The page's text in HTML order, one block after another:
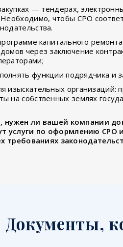
— тендерах,
чтобы СРО
капитального ремонта
через заключение
функции подрядчика и
изыскательных организаций:
на собственных землях
нужен ли вашей компании
услуги по оформлению СРО
требованиях
Документы,